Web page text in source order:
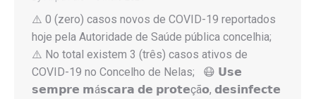
⚠️ 0 (zero) casos novos de COVID-19 reportados
hoje pela Autoridade de Saúde pública concelhia;
⚠️ No total existem 3 (três) casos ativos de
COVID-19 no Concelho de Nelas; 😷 𝗨𝘀𝗲
𝘀𝗲𝗺𝗽𝗿𝗲 𝗺á𝘀𝗰𝗮𝗿𝗮 𝗱𝗲 𝗽𝗿𝗼𝘁𝗲çã𝗼, 𝗱𝗲𝘀𝗶𝗻𝗳𝗲𝗰𝘁𝗲